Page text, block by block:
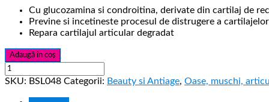
Cu glucozamina si condroitina, derivate din cartilaj de
Previne si incetineste procesul de distrugere a
Repara cartilajul articular degradat
Adaugă în coș
SKU: BSL048 Categorii: Beauty si Antiage, Oase, muschi,